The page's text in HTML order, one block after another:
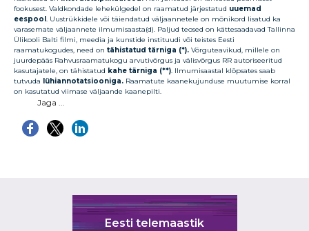
fookusest. Valdkondade lehekülgedel on raamatud järjestatud uuemad
eespool . Uustrükkidele või täiendatud väljaannetele on mõnikord lisatud ka
varasemate väljaannete ilmumisaasta(d). Paljud teosed on kättesaadavad Tallinna
Ülikooli Balti filmi, meedia ja kunstide instituudi või teistes Eesti
raamatukogudes, need on tähistatud tärniga (*). Võrguteavikud, millele on
juurdepääs Rahvusraamatukogu arvutivõrgus ja välisvõrgus RR autoriseeritud
kasutajatele, on tähistatud kahe tärniga (**). Ilmumisaastal klõpsates saab
tutvuda
lühiannotatsiooniga. Raamatute kaanekujunduse muutumise korral
on kasutatud viimase väljaande kaanepilti.
Jaga ...
Eesti telemaastik